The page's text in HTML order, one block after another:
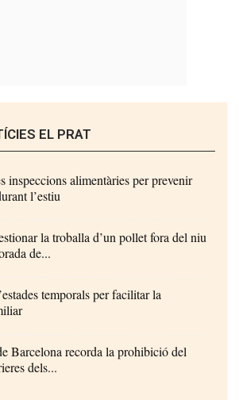
EL PRAT
inspeccions alimentàries per prevenir
l’estiu
la troballa d’un pollet fora del niu
de...
temporals per facilitar la
Barcelona recorda la prohibició del
dels...